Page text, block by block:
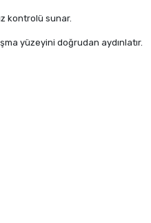
kontrolü sunar.
yüzeyini doğrudan aydınlatır.